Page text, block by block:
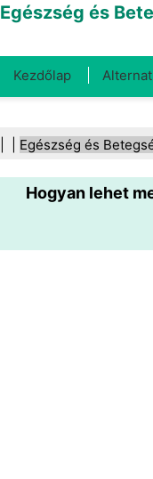
Egészség és
Kezdőlap
Fogegészség Diéta
Egészség
Egészség és
Hogyan lehet